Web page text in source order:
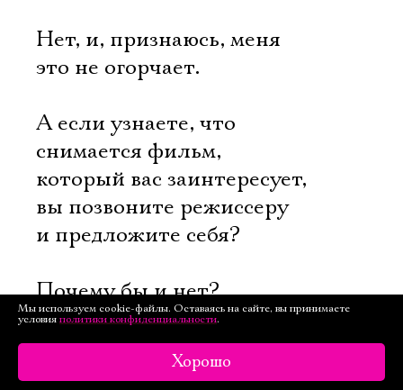
Нет, и, признаюсь, меня
это не огорчает.
А если узнаете, что
снимается фильм,
который вас заинтересует,
вы позвоните режиссеру
и предложите себя?
Почему бы и нет?
Это же работа. То, что
не позволяет актеру снять
трубку и набрать номер,
Мы используем cookie-файлы. Оставаясь на сайте, вы принимаете
условия политики конфиденциальности.
Хорошо